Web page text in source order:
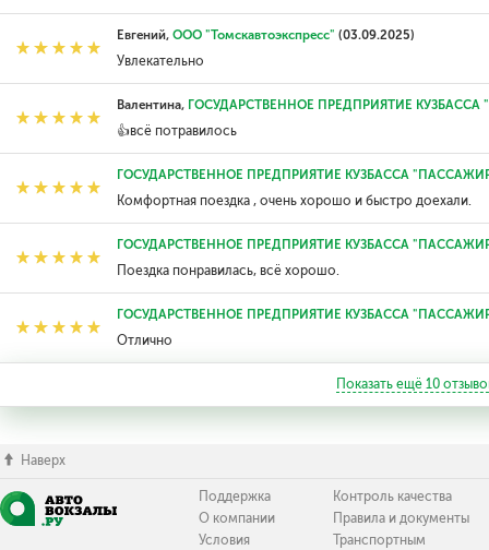
Евгений, ООО "Томскавтоэкспресс" (03.09.2025)
Увлекательно
Валентина, ГОСУДАРСТВЕННОЕ ПРЕДПРИЯТИЕ
👍всё потравилось
ГОСУДАРСТВЕННОЕ ПРЕДПРИЯТИЕ КУЗБАССА
Комфортная поездка , очень хорошо и быстро доехали.
ГОСУДАРСТВЕННОЕ ПРЕДПРИЯТИЕ КУЗБАССА
Поездка понравилась, всё хорошо.
ГОСУДАРСТВЕННОЕ ПРЕДПРИЯТИЕ КУЗБАССА
Отлично
Показать ещё 10
Наверх
Поддержка
О компании
Условия
Контроль качества
Правила и документы
Транспортным